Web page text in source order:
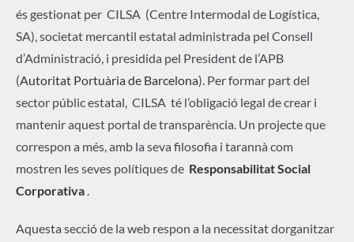
és gestionat per CILSA (Centre Intermodal de Logística,
SA), societat mercantil estatal administrada pel Consell
d’Administració, i presidida pel President de l’APB
(Autoritat Portuària de Barcelona). Per formar part del
sector públic estatal, CILSA té l’obligació legal de crear i
mantenir aquest portal de transparència. Un projecte que
correspon a més, amb la seva filosofia i tarannà com
mostren les seves polítiques de Responsabilitat Social
Corporativa .
Aquesta secció de la web respon a la necessitat dorganitzar